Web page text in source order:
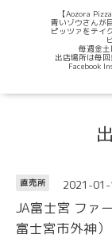
【Aozora
青いゾウさんが
ピッツァをテイ
毎週金土
出店場所は毎
Facebook
直売所 2021-
JA富士宮 ファ
富士宮市外神